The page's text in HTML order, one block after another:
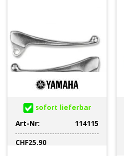
sofort lieferbar
Art-Nr:
114115
CHF25.90